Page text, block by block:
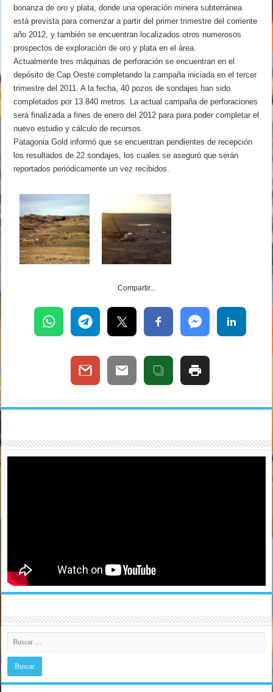
bonanza de oro y plata, donde una operación minera subterránea
está prevista para comenzar a partir del primer trimestre del corriente
año 2012, y también se encuentran localizados otros numerosos
prospectos de exploración de oro y plata en el área.
Actualmente tres máquinas de perforación se encuentran en el
depósito de Cap Oeste completando la campaña iniciada en el tercer
trimestre del 2011. A la fecha, 40 pozos de sondajes han sido
completados por 13.840 metros. La actual campaña de perforaciones
será finalizada a fines de enero del 2012 para para poder completar el
nuevo estudio y cálculo de recursos.
Patagonia Gold informó que se encuentran pendientes de recepción
los resultados de 22 sondajes, los cuales se aseguró que serán
reportados periódicamente un vez recibidos.
Compartir...